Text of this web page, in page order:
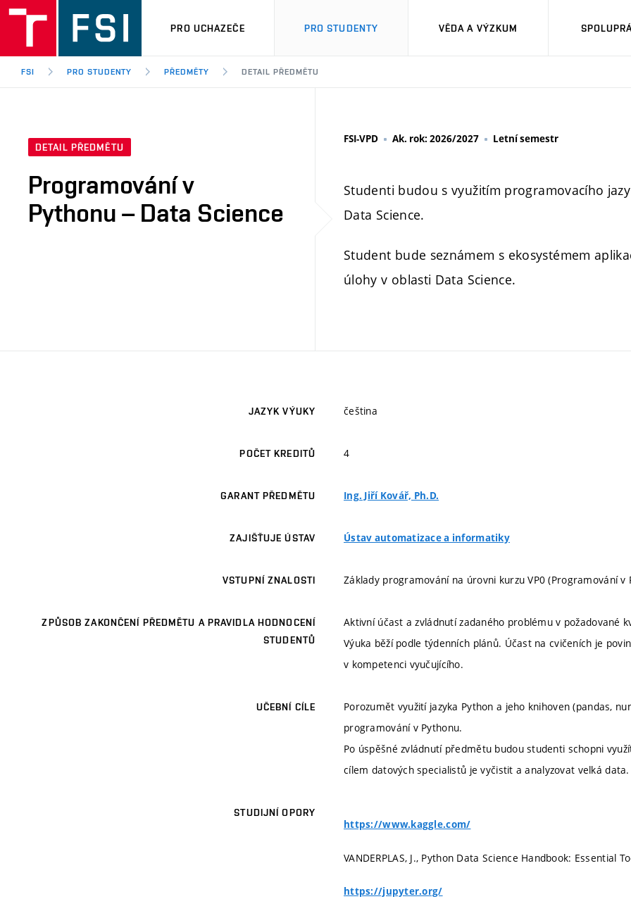
PRO UCHAZEČE PRO STUDENTY VĚDA A VÝZKUM
FSI PRO STUDENTY PŘEDMĚTY DETAIL PŘEDMĚTU
DETAIL PŘEDMĚTU
Programování v
Pythonu – Data Science
FSI-VPD Ak. rok: 2026/2027 Letní semestr
Studenti budou s využitím programovacího
Data Science.
Student bude seznámem s ekosystémem
úlohy v oblasti Data Science.
JAZYK VÝUKY čeština
POČET KREDITŮ 4
GARANT PŘEDMĚTU Ing. Jiří Kovář, Ph.D.
ZAJIŠŤUJE ÚSTAV Ústav automatizace a informatiky
VSTUPNÍ ZNALOSTI Základy programování na úrovni kurzu VP0 (Programování v
ZPŮSOB ZAKONČENÍ PŘEDMĚTU A PRAVIDLA HODNOCENÍ
STUDENTŮ
Aktivní účast a zvládnutí zadaného problému v požadované
Výuka běží podle týdenních plánů. Účast na cvičeních je
v kompetenci vyučujícího.
UČEBNÍ CÍLE
Porozumět využití jazyka Python a jeho knihoven (pandas,
programování v Pythonu.
Po úspěšné zvládnutí předmětu budou studenti schopni
cílem datových specialistů je vyčistit a analyzovat velká data.
STUDIJNÍ OPORY
https://www.kaggle.com/
VANDERPLAS, J., Python Data Science Handbook:
https://jupyter.org/